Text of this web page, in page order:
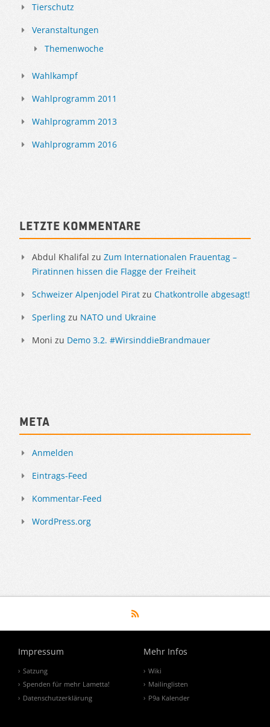
Tierschutz
Veranstaltungen
Themenwoche
Wahlkampf
Wahlprogramm 2011
Wahlprogramm 2013
Wahlprogramm 2016
Letzte Kommentare
Abdul Khalifal zu Zum Internationalen Frauentag –
Piratinnen hissen die Flagge der Freiheit
Schweizer Alpenjodel Pirat zu Chatkontrolle abgesagt!
Sperling zu NATO und Ukraine
Moni zu Demo 3.2. #WirsinddieBrandmauer
Meta
Anmelden
Eintrags-Feed
Kommentar-Feed
WordPress.org
Impressum
Satzung
Spenden für mehr Lametta!
Datenschutzerklärung
Mehr Infos
Wiki
Mailinglisten
P9a Kalender